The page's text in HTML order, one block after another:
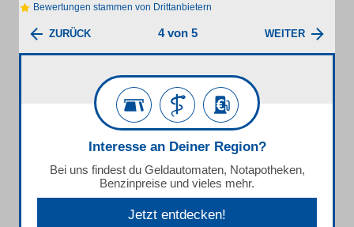
Bewertungen stammen von Drittanbietern
ZURÜCK 4 von 5 WEITER
Interesse an Deiner Region?
Bei uns findest du Geldautomaten, Notapotheken,
Benzinpreise und vieles mehr.
Jetzt entdecken!